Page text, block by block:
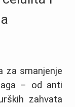
za smanjenje
– od anti
zahvata